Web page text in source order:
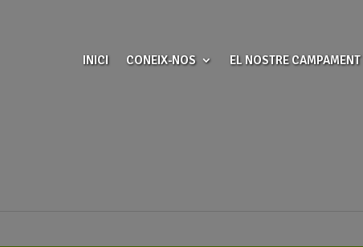
INICI CONEIX-NOS EL NOSTRE CAMPAMENT